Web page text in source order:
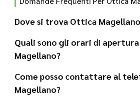
Dove si trova Ottica
Quali sono gli orari di
Magellano?
Come posso contattare al
Magellano?